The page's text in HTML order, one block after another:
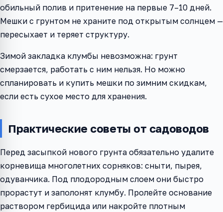
обильный полив и притенение на первые 7–10 дней.
Мешки с грунтом не храните под открытым солнцем —
пересыхает и теряет структуру.
Зимой закладка клумбы невозможна: грунт
смерзается, работать с ним нельзя. Но можно
спланировать и купить мешки по зимним скидкам,
если есть сухое место для хранения.
Практические советы от садоводов
Перед засыпкой нового грунта обязательно удалите
корневища многолетних сорняков: сныти, пырея,
одуванчика. Под плодородным слоем они быстро
прорастут и заполонят клумбу. Пролейте основание
раствором гербицида или накройте плотным